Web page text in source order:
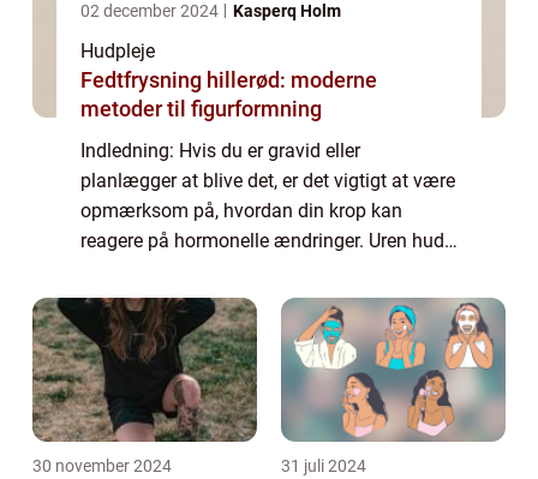
02 december 2024 Kasperq Holm
Hudpleje
Fedtfrysning hillerød: moderne
metoder til figurformning
Indledning: Hvis du er gravid eller
planlægger at blive det, er det vigtigt at være
opmærksom på, hvordan din krop kan
reagere på hormonelle ændringer. Uren hud
graviditeten, der kan påvirke både din
fysiske...
30 november 2024 31 juli 2024